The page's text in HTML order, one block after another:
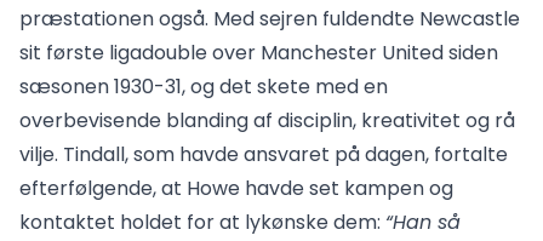
præstationen også. Med sejren fuldendte Newcastle
sit første ligadouble over Manchester United siden
sæsonen 1930-31, og det skete med en
overbevisende blanding af disciplin, kreativitet og rå
vilje. Tindall, som havde ansvaret på dagen, fortalte
efterfølgende, at Howe havde set kampen og
kontaktet holdet for at lykønske dem: “Han så